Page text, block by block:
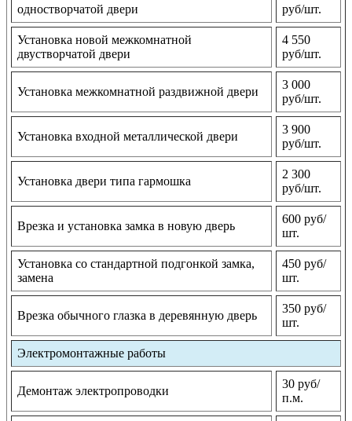
одностворчатой двери
руб/шт.
Установка новой межкомнатной
двустворчатой двери
4 550
руб/шт.
Установка межкомнатной раздвижной двери
3 000
руб/шт.
Установка входной металлической двери
3 900
руб/шт.
Установка двери типа гармошка
2 300
руб/шт.
Врезка и установка замка в новую дверь
600 руб/
шт.
Установка со стандартной подгонкой замка,
замена
450 руб/
шт.
Врезка обычного глазка в деревянную дверь
350 руб/
шт.
Электромонтажные работы
Демонтаж электропроводки
30 руб/
п.м.